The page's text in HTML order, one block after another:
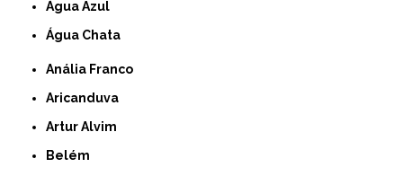
Água Azul
Água Chata
Anália Franco
Aricanduva
Artur Alvim
Belém